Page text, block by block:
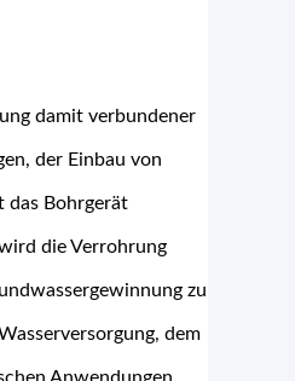
damit verbundener
der Einbau von
das Bohrgerät
die Verrohrung
zu
dem